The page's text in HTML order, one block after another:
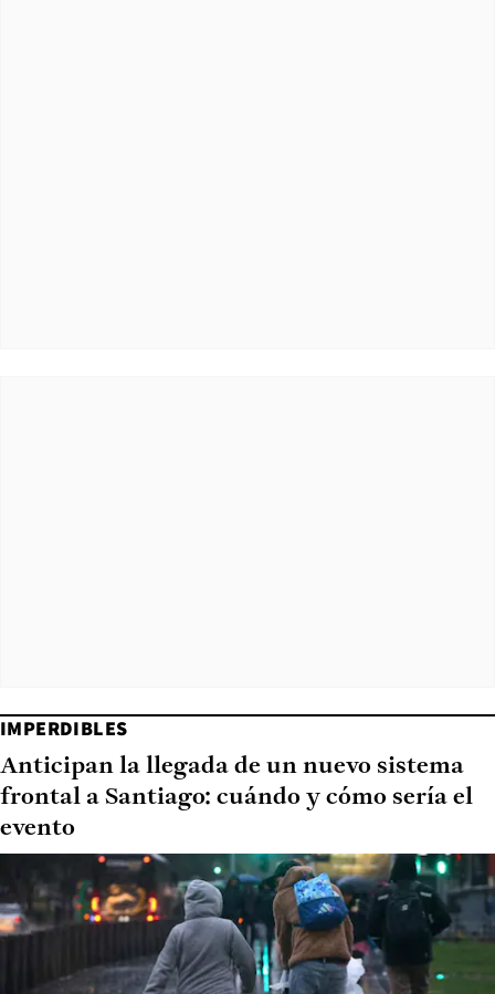
IMPERDIBLES
Anticipan la llegada de un nuevo sistema
frontal a Santiago: cuándo y cómo sería el
evento